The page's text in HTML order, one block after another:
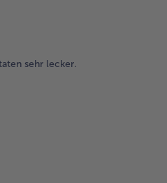
sehr lecker.